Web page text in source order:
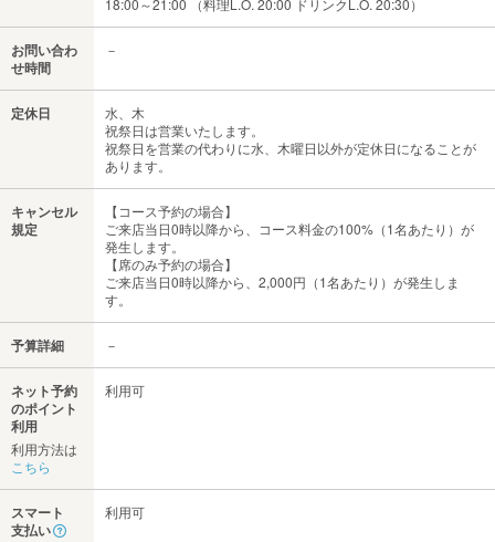
18:00～21:00 （料理L.O. 20:00 ドリンクL.O. 20:30）
お問い合わ
せ時間
－
定休日
水、木
祝祭日は営業いたします。
祝祭日を営業の代わりに水、木曜日以外が定休日になることが
あります。
キャンセル
規定
【コース予約の場合】
ご来店当日0時以降から、コース料金の100%（1名あたり）が
発生します。
【席のみ予約の場合】
ご来店当日0時以降から、2,000円（1名あたり）が発生しま
す。
予算詳細 －
ネット予約
のポイント
利用
利用方法は
こちら
利用可
スマート
支払い
利用可